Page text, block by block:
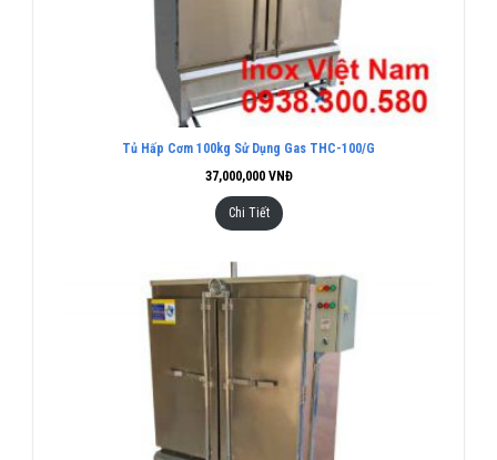
Tủ Hấp Cơm 100kg Sử Dụng Gas THC-100/G
37,000,000VNĐ
Chi Tiết